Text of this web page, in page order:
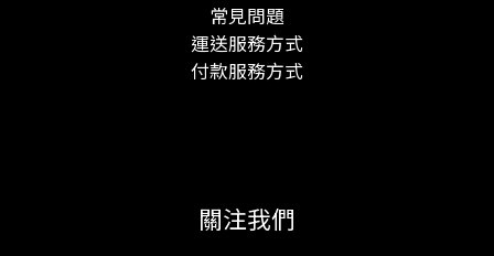
常見問題
運送服務方式
付款服務方式
關注我們